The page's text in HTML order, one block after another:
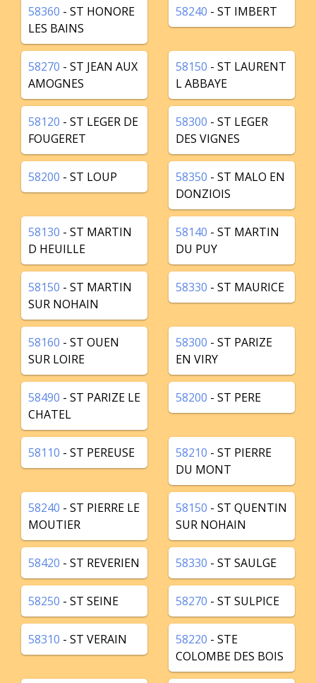
58360 - ST HONORE
LES BAINS
58240 - ST IMBERT
58270 - ST JEAN AUX
AMOGNES
58150 - ST LAURENT
L ABBAYE
58120 - ST LEGER DE
FOUGERET
58300 - ST LEGER
DES VIGNES
58200 - ST LOUP 58350 - ST MALO EN
DONZIOIS
58130 - ST MARTIN
D HEUILLE
58140 - ST MARTIN
DU PUY
58150 - ST MARTIN
SUR NOHAIN
58330 - ST MAURICE
58160 - ST OUEN
SUR LOIRE
58300 - ST PARIZE
EN VIRY
58490 - ST PARIZE LE
CHATEL
58200 - ST PERE
58110 - ST PEREUSE 58210 - ST PIERRE
DU MONT
58240 - ST PIERRE LE
MOUTIER
58150 - ST QUENTIN
SUR NOHAIN
58420 - ST REVERIEN 58330 - ST SAULGE
58250 - ST SEINE 58270 - ST SULPICE
58310 - ST VERAIN 58220 - STE
COLOMBE DES BOIS